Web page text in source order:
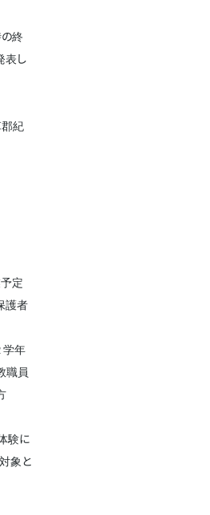
終
表し
紀
定
護者
学年
職員
験に
象と